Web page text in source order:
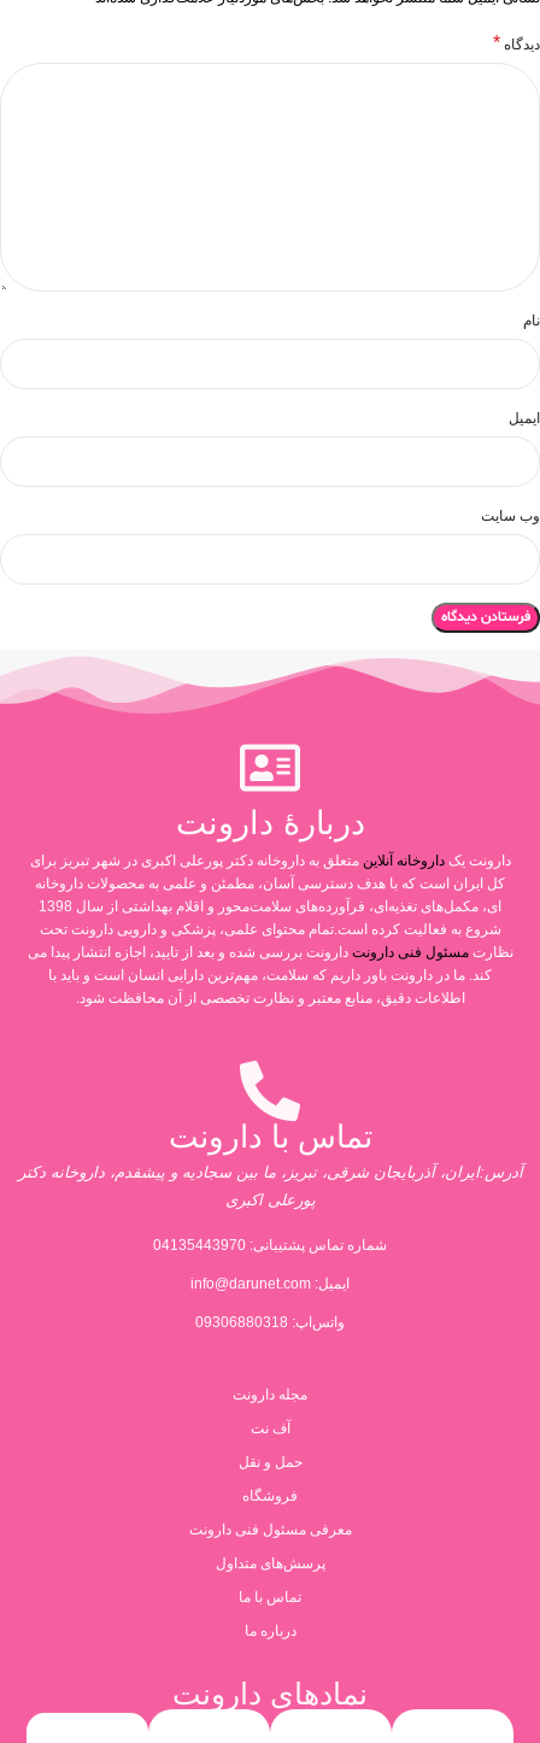
دیدگاه *
نام
ایمیل
وب‌ سایت
دربارۀ دارونت
دارونت یکداروخانه آنلاین متعلق به داروخانه دکتر پورعلی اکبری در شهر تبریز برای
کل ایران است که با هدف دسترسی آسان، مطمئن و علمی به محصولات داروخانه
ای، مکمل‌های تغذیه‌ای، فرآورده‌های سلامت‌محور و اقلام بهداشتی از سال 1398
شروع به فعالیت کرده است.تمام محتوای علمی، پزشکی و دارویی دارونت تحت
نظارتمسئول فنی دارونت دارونت بررسی شده و بعد از تایید، اجازه انتشار پیدا می
کند. ما در دارونت باور داریم که سلامت، مهم‌ترین دارایی انسان است و باید با
اطلاعات دقیق، منابع معتبر و نظارت تخصصی از آن محافظت شود.
تماس با دارونت
آدرس:ایران، آذربایجان شرقی، تبریز، ما بین سجادیه و پیشقدم، داروخانه دکتر
پورعلی اکبری
شماره تماس پشتیبانی: 04135443970
ایمیل: info@darunet.com
واتس‌اپ: 09306880318
مجله دارونت
آف نت
حمل و نقل
فروشگاه
معرفی مسئول فنی دارونت
پرسش‌های متداول
تماس با ما
درباره ما
نمادهای دارونت